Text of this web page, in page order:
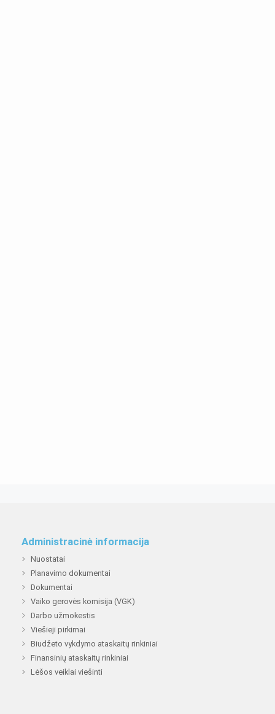
Administracinė informacija
Nuostatai
Planavimo dokumentai
Dokumentai
Vaiko gerovės komisija (VGK)
Darbo užmokestis
Viešieji pirkimai
Biudžeto vykdymo ataskaitų rinkiniai
Finansinių ataskaitų rinkiniai
Lėšos veiklai viešinti